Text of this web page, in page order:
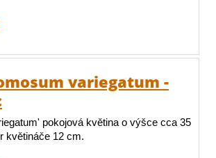
variegatum -
pokojová květina o výšce cca 35
květináče 12 cm.